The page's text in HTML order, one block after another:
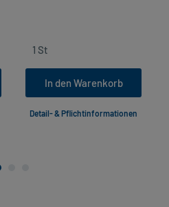
In den Warenkorb
Detail- & Pflichtinformationen